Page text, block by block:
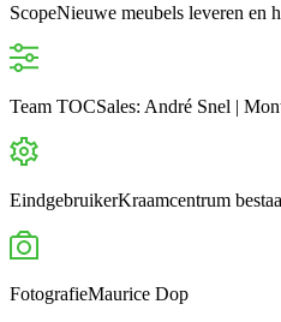
ScopeNieuwe meubels leveren en
Team TOCSales: André Snel |
EindgebruikerKraamcentrum
FotografieMaurice Dop